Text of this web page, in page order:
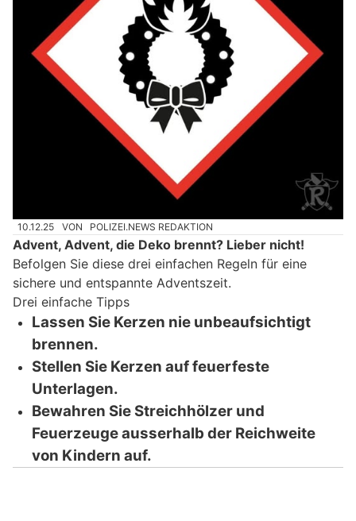
10.12.25 VON POLIZEI.NEWS REDAKTION
Advent, Advent, die Deko brennt? Lieber nicht!
Befolgen Sie diese drei einfachen Regeln für eine
sichere und entspannte Adventszeit.
Drei einfache Tipps
Lassen Sie Kerzen nie unbeaufsichtigt
brennen.
Stellen Sie Kerzen auf feuerfeste
Unterlagen.
Bewahren Sie Streichhölzer und
Feuerzeuge ausserhalb der Reichweite
von Kindern auf.